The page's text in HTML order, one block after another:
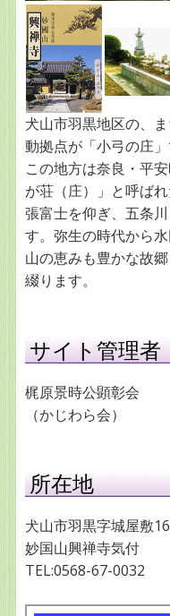
犬山市羽黒地区の、
動拠点が「小弓の庄」
この地方は奈良・平
が荘（庄）」と呼ば
張富士を仰ぎ、五条
す。弥生の時代から
山の恵みも豊かな故
綴ります。
サイト管理者
梶原景時公顕彰会
（かじわら会）
所在地
犬山市羽黒字城屋敷
妙国山興禅寺気付
TEL:0568-67-0032